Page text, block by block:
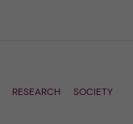
n
RESEARCH
SOCIETY